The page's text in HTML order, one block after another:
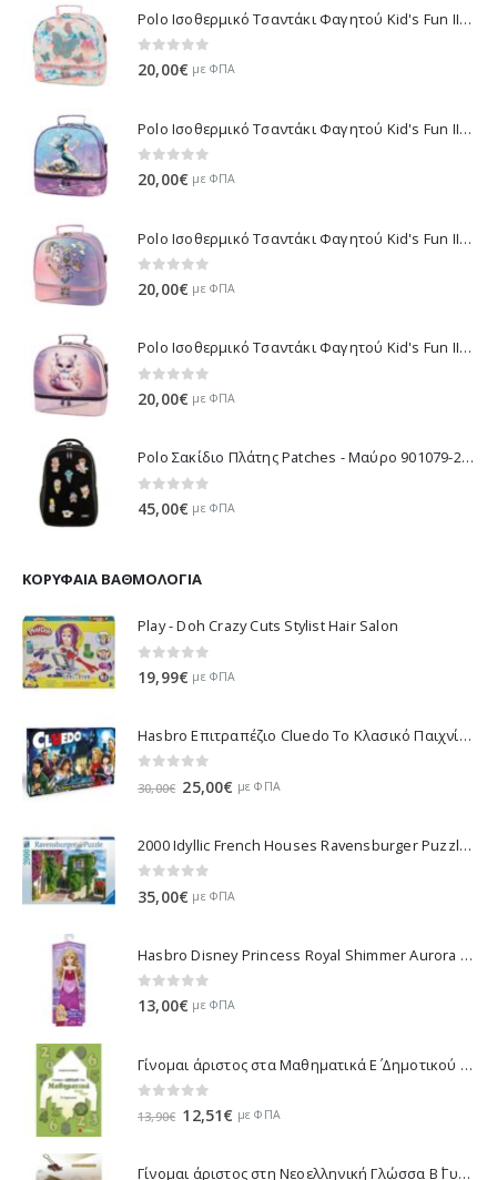
39,90€. είναι:
Polo Ισοθερμικό Τσαντάκι Φαγητού Kid's Fun II - Πολύχρωμο 971003-8419 2026
0 out of 5
20,00€ με ΦΠΑ
Polo Ισοθερμικό Τσαντάκι Φαγητού Kid's Fun II - Πολύχρωμο 971003-8426 2026
0 out of 5
20,00€ με ΦΠΑ
Polo Ισοθερμικό Τσαντάκι Φαγητού Kid's Fun II - Μωβ 971003-8420 2026
0 out of 5
20,00€ με ΦΠΑ
Polo Ισοθερμικό Τσαντάκι Φαγητού Kid's Fun II - Λιλά 971003-8425 2026
0 out of 5
20,00€ με ΦΠΑ
Polo Σακίδιο Πλάτης Patches - Μαύρο 901079-2000 2026
45,00€ με ΦΠΑ
ΚΟΡΥΦΑΊΑ ΒΑΘΜΟΛΟΓΊΑ
Play - Doh Crazy Cuts Stylist Hair Salon
19,99€ με ΦΠΑ
Hasbro Επιτραπέζιο Cluedo Το Κλασικό Παιχνίδι Μυστήριου 38712
30,00€ Original
30,00€.
25,00€ Η
είναι:
με ΦΠΑ
2000 Idyllic French Houses Ravensburger Puzzle 16640
35,00€ με ΦΠΑ
Hasbro Disney Princess Royal Shimmer Aurora Doll F0899
0out of 5
13,00€ με ΦΠΑ
Γίνομαι άριστος στα Μαθηματικά Ε΄ Δημοτικού - Λυκοτραφίτη Αντιγόνη 21070
out of 5
13,90€ Original
12,51€ Ημε ΦΠΑ
Γίνομαι άριστος στη Νεοελληνική Γλώσσα Β΄ Γυμνασίου - Ντρίνια Θεώνη 21430